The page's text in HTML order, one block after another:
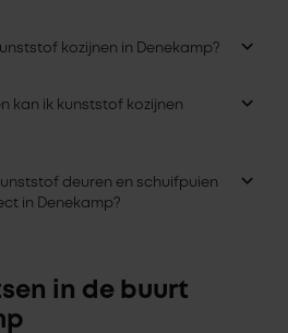
kozijnen in Denekamp?
kan ik kunststof kozijnen
deuren en schuifpuien
in Denekamp?
in de buurt